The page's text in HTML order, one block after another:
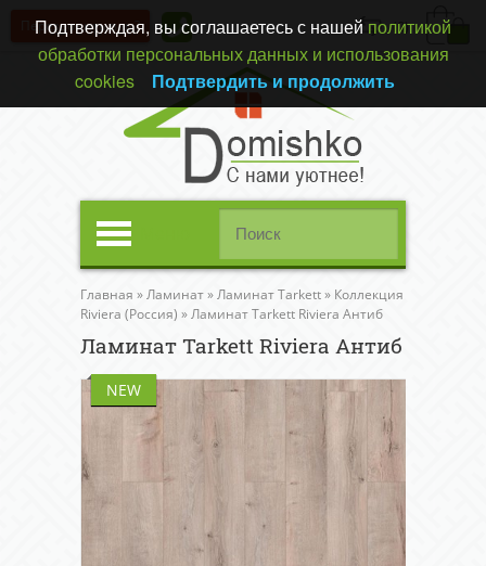
(0)
Перезвонить вам?
Главная »Ламинат»Ламинат Tarkett» Коллекция
Riviera (Россия) »Ламинат Tarkett Riviera Антиб
Ламинат Tarkett Riviera Антиб
NEW
Подтверждая, вы соглашаетесь с нашей политикой
обработки персональных данных и использования
cookies
Подтвердить и продолжить